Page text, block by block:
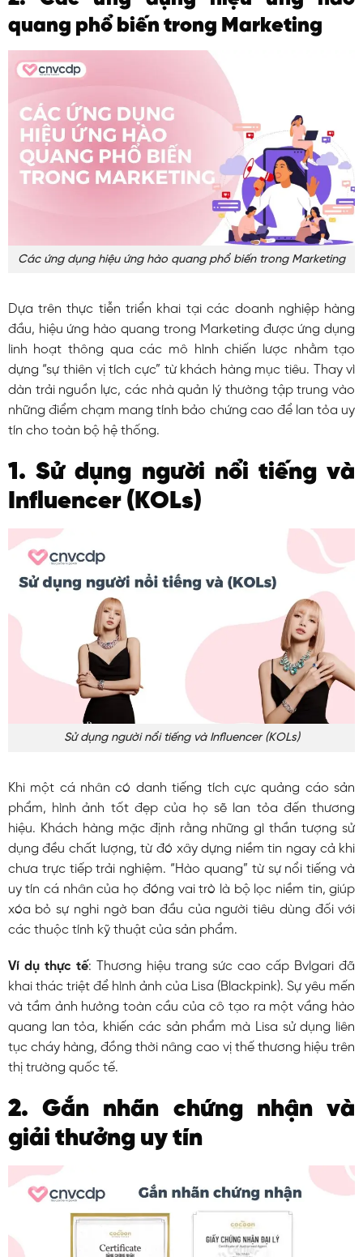
quang phổ biến trong Marketing
Các ứng dụng hiệu ứng hào quang phổ biến trong Marketing
Dựa trên thực tiễn triển khai tại các doanh nghiệp hàng
đầu, hiệu ứng hào quang trong Marketing được ứng dụng
linh hoạt thông qua các mô hình chiến lược nhằm tạo
dựng “sự thiên vị tích cực” từ khách hàng mục tiêu. Thay vì
dàn trải nguồn lực, các nhà quản lý thường tập trung vào
những điểm chạm mang tính bảo chứng cao để lan tỏa uy
tín cho toàn bộ hệ thống.
1. Sử dụng người nổi tiếng và
Influencer (KOLs)
Sử dụng người nổi tiếng và Influencer (KOLs)
Khi một cá nhân có danh tiếng tích cực quảng cáo sản
phẩm, hình ảnh tốt đẹp của họ sẽ lan tỏa đến thương
hiệu. Khách hàng mặc định rằng những gì thần tượng sử
dụng đều chất lượng, từ đó xây dựng niềm tin ngay cả khi
chưa trực tiếp trải nghiệm. “Hào quang” từ sự nổi tiếng và
uy tín cá nhân của họ đóng vai trò là bộ lọc niềm tin, giúp
xóa bỏ sự nghi ngờ ban đầu của người tiêu dùng đối với
các thuộc tính kỹ thuật của sản phẩm.
Ví dụ thực tế: Thương hiệu trang sức cao cấp Bvlgari đã
khai thác triệt để hình ảnh của Lisa (Blackpink). Sự yêu mến
và tầm ảnh hưởng toàn cầu của cô tạo ra một vầng hào
quang lan tỏa, khiến các sản phẩm mà Lisa sử dụng liên
tục cháy hàng, đồng thời nâng cao vị thế thương hiệu trên
thị trường quốc tế.
2. Gắn nhãn chứng nhận và
giải thưởng uy tín